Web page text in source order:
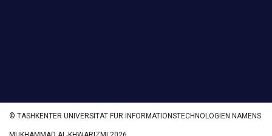
© TASHKENTER UNIVERSITÄT FÜR INFORMATIONSTECHNOLOGIEN NAMENS